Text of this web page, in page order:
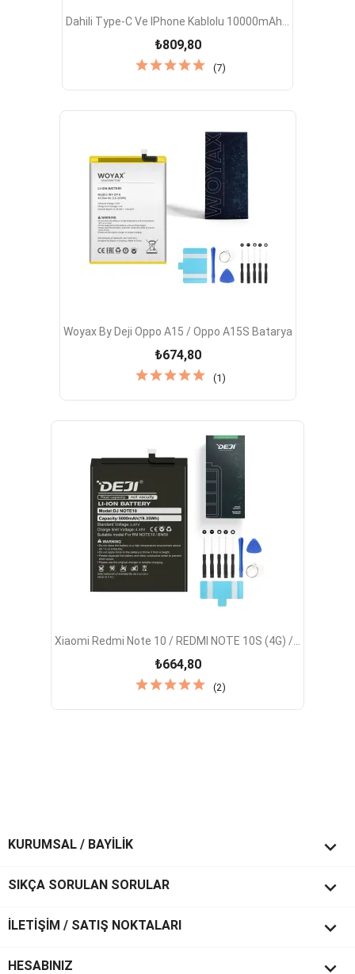
Dahili Type-C Ve IPhone Kablolu 10000mAh...
₺809,80
(7)
Woyax By Deji Oppo A15 / Oppo A15S Batarya
₺674,80
(1)
Xiaomi Redmi Note 10 / REDMI NOTE 10S (4G) /...
₺664,80
(2)
KURUMSAL / BAYİLİK 
SIKÇA SORULAN SORULAR 
İLETİŞİM / SATIŞ NOKTALARI 
HESABINIZ 